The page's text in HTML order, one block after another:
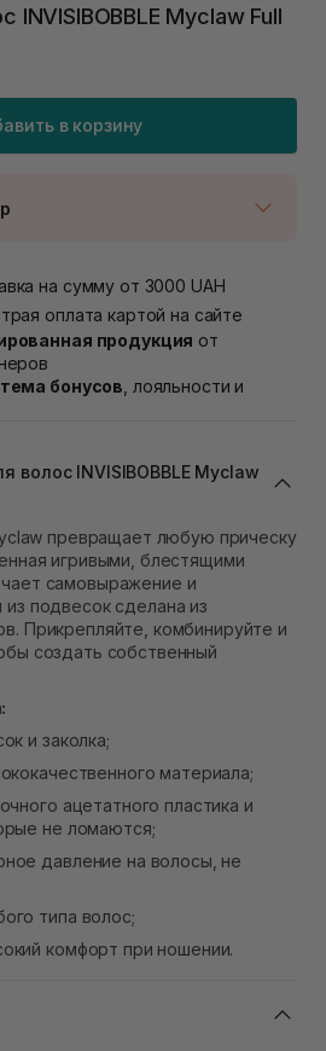
INVISIBOBBLE Myclaw Full
в корзину
Винниченка 4
ул. Академика Подстригача,
ул. Степана Бандеры 43
ул. Кулика и Гудачека 23 (ТЦ
на сумму от 3000 UAH
оплата картой на сайте
продукция от
бонусов , лояльности и
волос INVISIBOBBLE Myclaw
превращает любую прическу
игривыми, блестящими
самовыражение и
подвесок сделана из
Прикрепляйте, комбинируйте и
создать собственный
и заколка;
материала;
ацетатного пластика и
не ломаются;
давление на волосы, не
типа волос;
комфорт при ношении.